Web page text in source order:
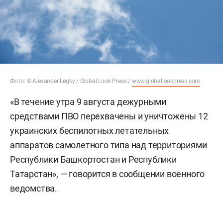
Фото: © Alexander Legky / Global Look Press / www.globallookpress.com
«В течение утра 9 августа дежурными
средствами ПВО перехвачены и уничтожены 12
украинских беспилотных летательных
аппаратов самолетного типа над территориями
Республики Башкортостан и Республики
Татарстан», — говорится в сообщении военного
ведомства.